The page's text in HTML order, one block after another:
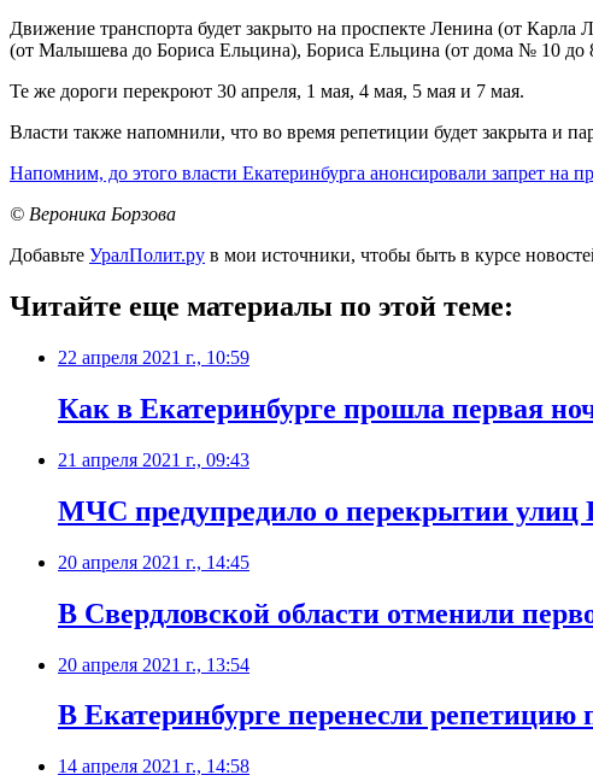
Движение транспорта будет закрыто на проспекте Ленина (от
(от Малышева до Бориса Ельцина), Бориса Ельцина (от дома № 10 до
Те же дороги перекроют 30 апреля, 1 мая, 4 мая, 5 мая и 7 мая.
Власти также напомнили, что во время репетиции будет закрыта и
Напомним, до этого власти Екатеринбурга анонсировали запрет на
© Вероника Борзова
Добавьте УралПолит.ру в мои источники, чтобы быть в курсе
Читайте еще материалы по этой теме:
22 апреля 2021 г., 10:59
Как в Екатеринбурге прошла первая
21 апреля 2021 г., 09:43
МЧС предупредило о перекрытии улиц
20 апреля 2021 г., 14:45
​В Свердловской области отменили
20 апреля 2021 г., 13:54
В Екатеринбурге перенесли репетицию
14 апреля 2021 г., 14:58